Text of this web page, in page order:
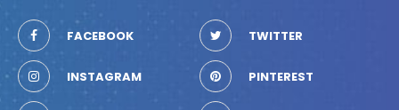
FACEBOOK TWITTER
INSTAGRAM PINTEREST